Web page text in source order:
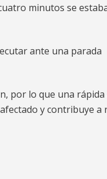
minutos se
ante una parada
por lo que una
y contribuye a